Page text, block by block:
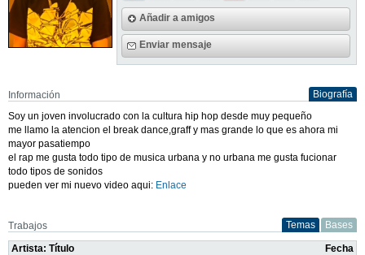
Añadir a amigos
Enviar mensaje
Información
Biografía
Soy un joven involucrado con la cultura hip hop desde muy pequeño
me llamo la atencion el break dance,graff y mas grande lo que es ahora mi
mayor pasatiempo
el rap me gusta todo tipo de musica urbana y no urbana me gusta fucionar
todo tipos de sonidos
pueden ver mi nuevo video aqui: Enlace
Trabajos Temas Bases
Artista: Título
Fecha